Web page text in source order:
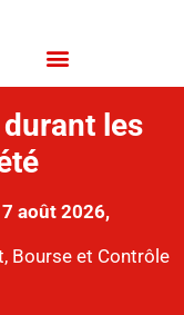
les
août 2026,
Bourse et Contrôle